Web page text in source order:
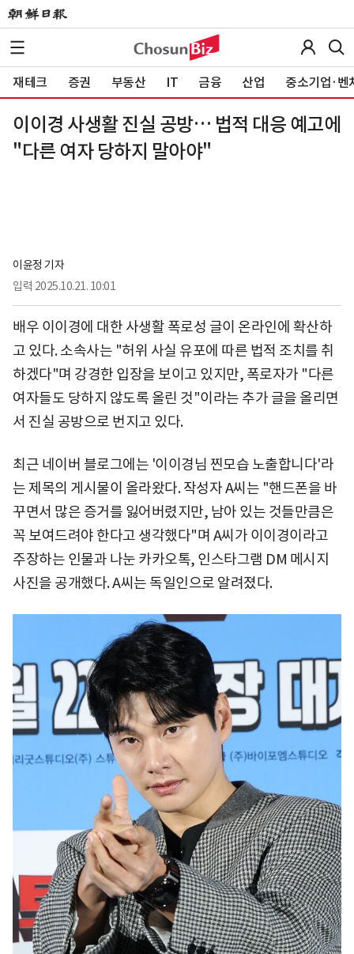
재테크 증권 부동산 IT 금융 산업 중소기업·벤
이이경 사생활 진실 공방… 법적 대응 예고에
"다른 여자 당하지 말아야"
이윤정 기자
입력 2025.10.21. 10:01
배우 이이경에 대한 사생활 폭로성 글이 온라인에 확산하
고 있다. 소속사는 "허위 사실 유포에 따른 법적 조치를 취
하겠다"며 강경한 입장을 보이고 있지만, 폭로자가 "다른
여자들도 당하지 않도록 올린 것"이라는 추가 글을 올리면
서 진실 공방으로 번지고 있다.
최근 네이버 블로그에는 '이이경님 찐모습 노출합니다'라
는 제목의 게시물이 올라왔다. 작성자 A씨는 "핸드폰을 바
꾸면서 많은 증거를 잃어버렸지만, 남아 있는 것들만큼은
꼭 보여드려야 한다고 생각했다"며 A씨가 이이경이라고
주장하는 인물과 나눈 카카오톡, 인스타그램 DM 메시지
사진을 공개했다. A씨는 독일인으로 알려졌다.